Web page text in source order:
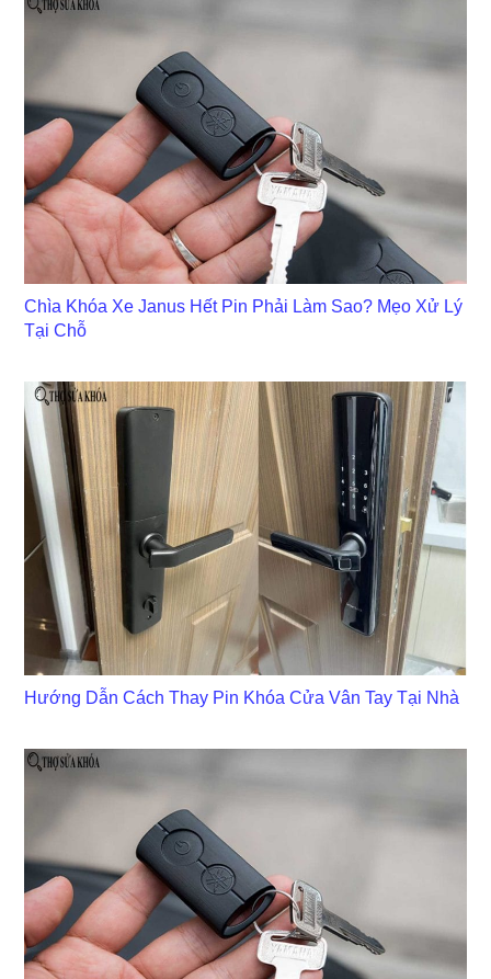
Chìa Khóa Xe Janus Hết Pin Phải Làm Sao? Mẹo Xử Lý
Tại Chỗ
Hướng Dẫn Cách Thay Pin Khóa Cửa Vân Tay Tại Nhà